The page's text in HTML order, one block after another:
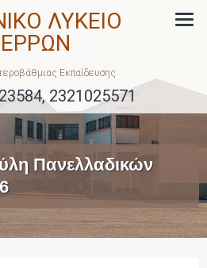
ΛΥΚΕΙΟ
Εκπαίδευσης
2321025571
Πανελλαδικών